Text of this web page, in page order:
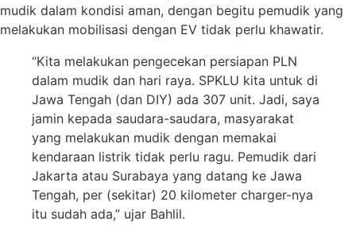
mudik dalam kondisi aman, dengan begitu pemudik yang
melakukan mobilisasi dengan EV tidak perlu khawatir.
“Kita melakukan pengecekan persiapan PLN
dalam mudik dan hari raya. SPKLU kita untuk di
Jawa Tengah (dan DIY) ada 307 unit. Jadi, saya
jamin kepada saudara-saudara, masyarakat
yang melakukan mudik dengan memakai
kendaraan listrik tidak perlu ragu. Pemudik dari
Jakarta atau Surabaya yang datang ke Jawa
Tengah, per (sekitar) 20 kilometer charger-nya
itu sudah ada,” ujar Bahlil.